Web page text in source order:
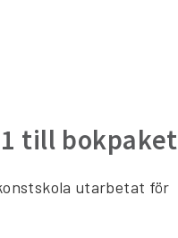
till
utarbetat